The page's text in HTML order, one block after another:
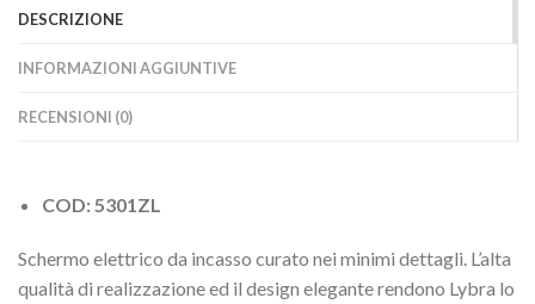
DESCRIZIONE
INFORMAZIONI AGGIUNTIVE
RECENSIONI (0)
COD: 5301ZL
Schermo elettrico da incasso curato nei minimi dettagli. L’alta
qualità di realizzazione ed il design elegante rendono Lybra lo